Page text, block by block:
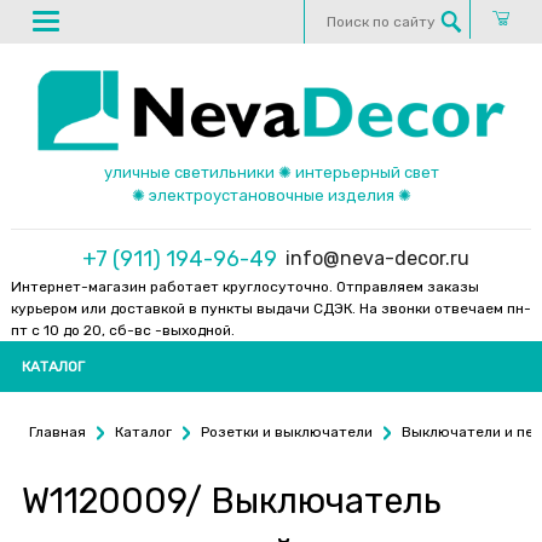
уличные светильники ✺ интерьерный свет
✺ электроустановочные изделия ✺
+7 (911) 194-96-49 info@neva-decor.ru
Интернет-магазин работает круглосуточно. Отправляем заказы
курьером или доставкой в пункты выдачи СДЭК. На звонки отвечаем пн-
пт с 10 до 20, сб-вс -выходной.
КАТАЛОГ
Главная Каталог Розетки и выключатели Выключатели и
W1120009/ Выключатель